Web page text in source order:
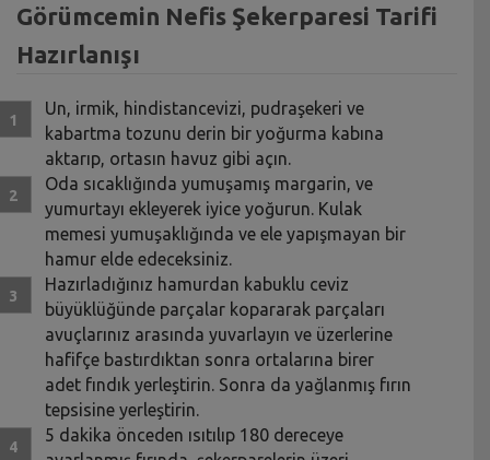
Görümcemin Nefis Şekerparesi Tarifi
Hazırlanışı
Un, irmik, hindistancevizi, pudraşekeri ve
kabartma tozunu derin bir yoğurma kabına
aktarıp, ortasın havuz gibi açın.
Oda sıcaklığında yumuşamış margarin, ve
yumurtayı ekleyerek iyice yoğurun. Kulak
memesi yumuşaklığında ve ele yapışmayan bir
hamur elde edeceksiniz.
Hazırladığınız hamurdan kabuklu ceviz
büyüklüğünde parçalar kopararak parçaları
avuçlarınız arasında yuvarlayın ve üzerlerine
hafifçe bastırdıktan sonra ortalarına birer
adet fındık yerleştirin. Sonra da yağlanmış fırın
tepsisine yerleştirin.
5 dakika önceden ısıtılıp 180 dereceye